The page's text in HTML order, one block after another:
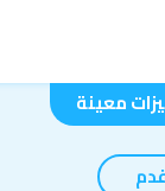
معينة